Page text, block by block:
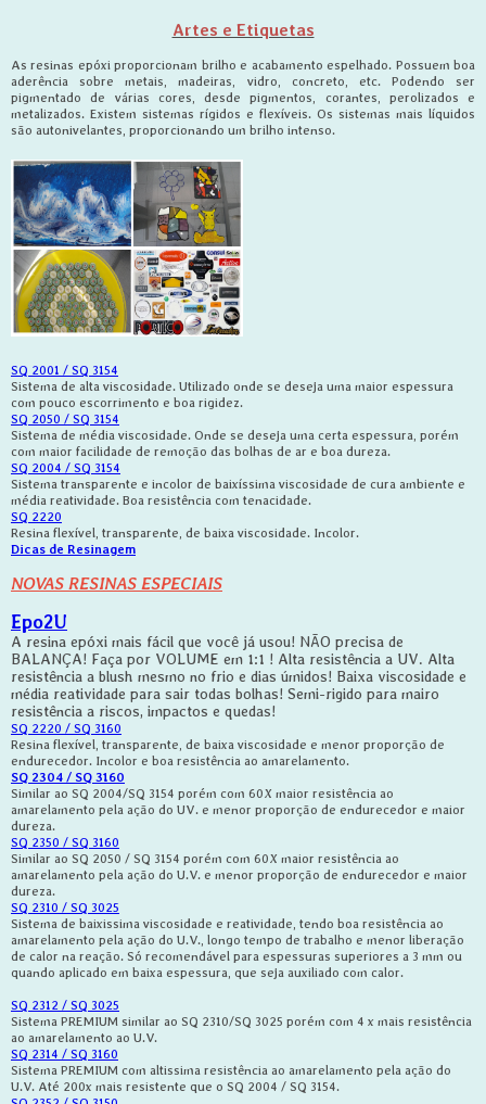
Artes e Etiquetas
As resinas epóxi proporcionam brilho e acabamento espelhado. Possuem boa
aderência sobre metais, madeiras, vidro, concreto, etc. Podendo ser
pigmentado de várias cores, desde pigmentos, corantes, perolizados e
metalizados. Existem sistemas rígidos e flexíveis. Os sistemas mais líquidos
são autonivelantes, proporcionando um brilho intenso.
SQ 2001 / SQ 3154
Sistema de alta viscosidade. Utilizado onde se deseja uma maior espessura
com pouco escorrimento e boa rigidez.
SQ 2050 / SQ 3154
Sistema de média viscosidade. Onde se deseja uma certa espessura, porém
com maior facilidade de remoção das bolhas de ar e boa dureza.
SQ 2004 / SQ 3154
Sistema transparente e incolor de baixíssima viscosidade de cura ambiente e
média reatividade. Boa resistência com tenacidade.
SQ 2220
Resina flexível, transparente, de baixa viscosidade. Incolor.
Dicas de Resinagem
NOVAS RESINAS ESPECIAIS
Epo2U
A resina epóxi mais fácil que você já usou! NÃO precisa de
BALANÇA! Faça por VOLUME em 1:1 ! Alta resistência a UV. Alta
resistência a blush mesmo no frio e dias úmidos! Baixa viscosidade e
média reatividade para sair todas bolhas! Semi-rigido para mairo
resistência a riscos, impactos e quedas!
SQ 2220 / SQ 3160
Resina flexível, transparente, de baixa viscosidade e menor proporção de
endurecedor. Incolor e boa resistência ao amarelamento.
SQ 2304 / SQ 3160
Similar ao SQ 2004/SQ 3154 porém com 60X maior resistência ao
amarelamento pela ação do UV. e menor proporção de endurecedor e maior
dureza.
SQ 2350 / SQ 3160
Similar ao SQ 2050 / SQ 3154 porém com 60X maior resistência ao
amarelamento pela ação do U.V. e menor proporção de endurecedor e maior
dureza.
SQ 2310 / SQ 3025
Sistema de baixissima viscosidade e reatividade, tendo boa resistência ao
amarelamento pela ação do U.V., longo tempo de trabalho e menor liberação
de calor na reação. Só recomendável para espessuras superiores a 3 mm ou
quando aplicado em baixa espessura, que seja auxiliado com calor.
SQ 2312 / SQ 3025
Sistema PREMIUM similar ao SQ 2310/SQ 3025 porém com 4 x mais resistência
ao amarelamento ao U.V.
SQ 2314 / SQ 3160
Sistema PREMIUM com altissima resistência ao amarelamento pela ação do
U.V. Até 200x mais resistente que o SQ 2004 / SQ 3154.